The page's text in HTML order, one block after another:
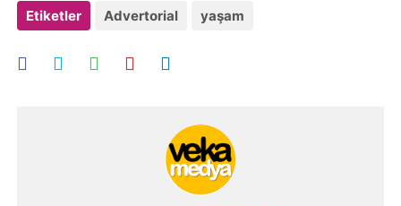
Etiketler Advertorial yaşam